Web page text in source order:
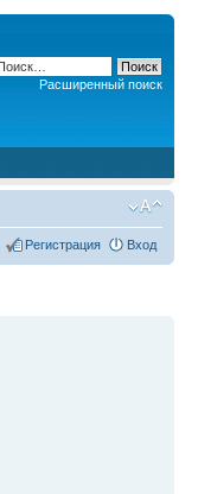
Расширенный поиск
Регистрация Вход